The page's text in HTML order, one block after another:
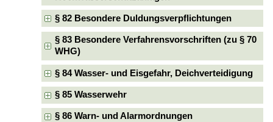
§ 82 Besondere Duldungsverpflichtungen
§ 83 Besondere Verfahrensvorschriften (zu § 70
WHG)
§ 84 Wasser- und Eisgefahr, Deichverteidigung
§ 85 Wasserwehr
§ 86 Warn- und Alarmordnungen